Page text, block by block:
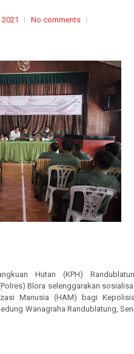
No comments
Hutan (KPH)
Blora selenggarakan
Manusia (HAM) bagi
Wanagraha Randublatung,